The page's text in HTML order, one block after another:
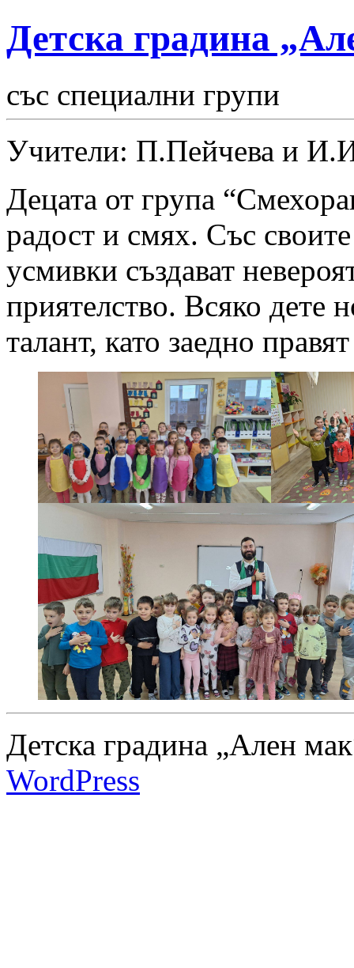
Детска градина
със специални групи
Учители: П.Пейчева и
Децата от група
радост и смях. Със
усмивки създават
приятелство. Всяко дете
талант, като заедно
Детска градина „Ален
WordPress